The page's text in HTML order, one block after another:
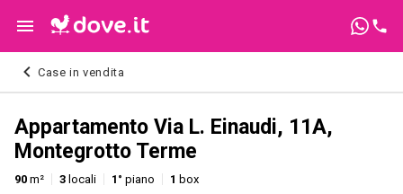
Case in vendita
Appartamento Via L. Einaudi, 11A,
Montegrotto Terme
90 m² 3 locali 1° piano 1 box